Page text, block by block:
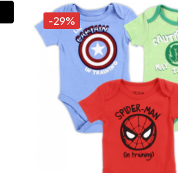
-29%